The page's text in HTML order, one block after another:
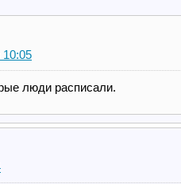
10:05
люди расписали.